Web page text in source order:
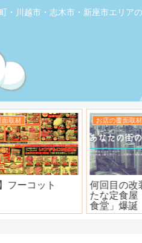
・川越市・志木市・新座市エリ
お店の覆面取材
新座】日曜ロピア寿司
お店
大衆
島